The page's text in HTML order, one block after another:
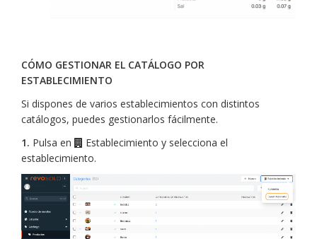
CÓMO GESTIONAR EL CATÁLOGO POR
ESTABLECIMIENTO
Si dispones de varios establecimientos con distintos
catálogos, puedes gestionarlos fácilmente.
1. Pulsa en
Establecimiento y selecciona el
establecimiento.